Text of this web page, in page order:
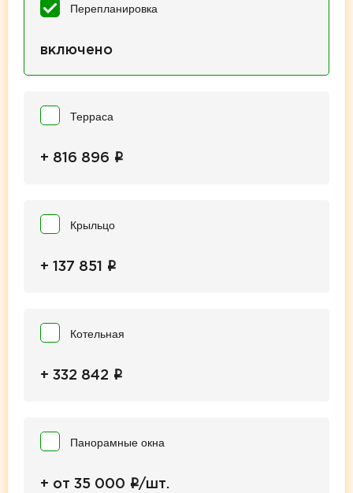
Перепланировка
включено
Терраса
+ 816 896 i
Крыльцо
+ 137 851 i
Котельная
+ 332 842 i
Панорамные окна
+ от 35 000 i/шт.